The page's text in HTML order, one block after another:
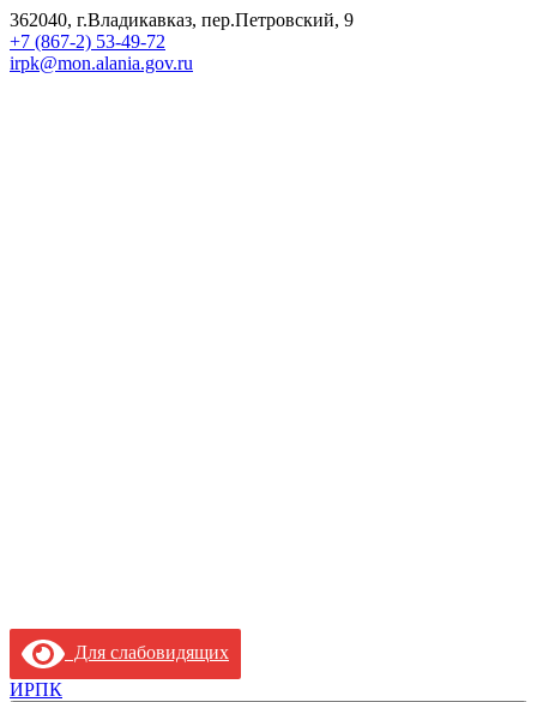
362040, г.Владикавказ, пер.Петровский, 9
+7 (867-2) 53-49-72
irpk@mon.alania.gov.ru
Для слабовидящих
ИРПК